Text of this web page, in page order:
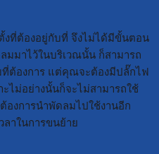
งที่ต้องอยู่กับที่ จึงไม่ได้มีขั้นตอน
มาไว้ในบริเวณนั้น ก็สามารถ
ที่ต้องการ แต่คุณจะต้องมีปลั๊กไฟ
ไม่อย่างนั้นก็จะไม่สามารถใช้
งการนำพัดลมไปใช้งานอีก
ลาในการขนย้าย